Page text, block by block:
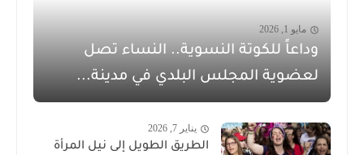
مايو 1, 2026
وداعاً للكوتة النسوية.. النساء تصل
لعضوية المجلس البلدي في مدينة...
يناير 7, 2026
الطريق الطويل إلى نيل المرأة